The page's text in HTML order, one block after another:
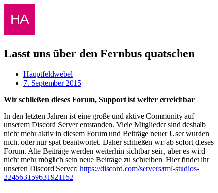
Lasst uns über den Fernbus quatschen
Hauptfeldwebel
7. September 2015
Wir schließen dieses Forum, Support ist weiter erreichbar
In den letzten Jahren ist eine große und aktive Community auf
unserem Discord Server entstanden. Viele Mitglieder sind deshalb
nicht mehr aktiv in diesem Forum und Beiträge neuer User wurden
nicht oder nur spät beantwortet. Daher schließen wir ab sofort dieses
Forum. Alte Beiträge werden weiterhin sichtbar sein, aber es wird
nicht mehr möglich sein neue Beiträge zu schreiben. Hier findet ihr
unseren Discord Server: https://discord.com/servers/tml-studios-
224563159631921152